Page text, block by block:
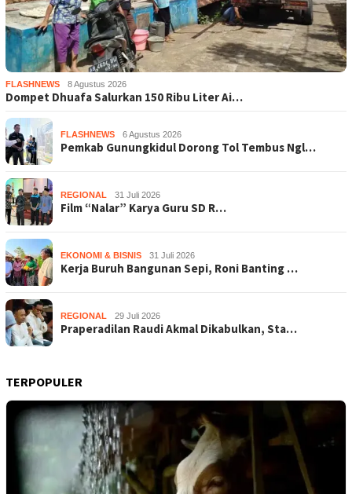
FLASHNEWS 8 Agustus 2026
Dompet Dhuafa Salurkan 150 Ribu Liter Ai…
FLASHNEWS 6 Agustus 2026
Pemkab Gunungkidul Dorong Tol Tembus Ngl…
REGIONAL 31 Juli 2026
Film “Nalar” Karya Guru SD R…
EKONOMI & BISNIS 31 Juli 2026
Kerja Buruh Bangunan Sepi, Roni Banting …
REGIONAL 29 Juli 2026
Praperadilan Raudi Akmal Dikabulkan, Sta…
TERPOPULER